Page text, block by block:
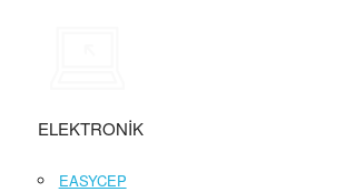
ELEKTRONİK
EASYCEP